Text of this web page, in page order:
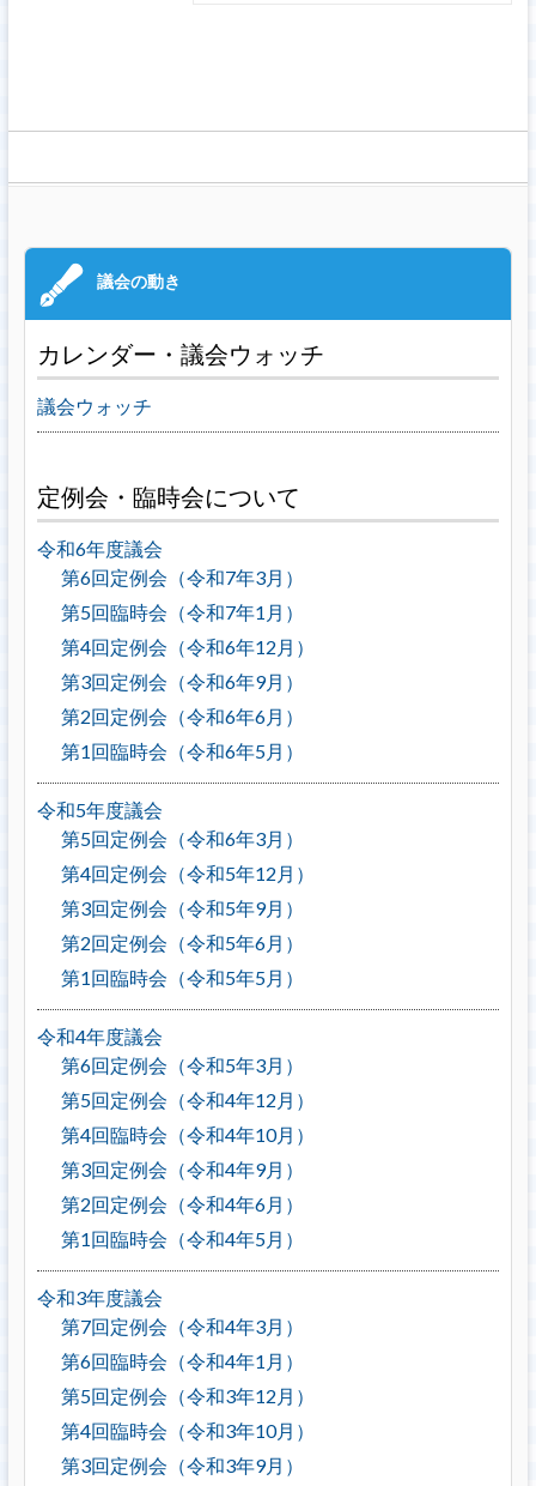
カレンダー・議会ウォッチ
議会ウォッチ
定例会・臨時会について
令和6年度議会
第6回定例会（令和7年3月）
第5回臨時会（令和7年1月）
第4回定例会（令和6年12月）
第3回定例会（令和6年9月）
第2回定例会（令和6年6月）
第1回臨時会（令和6年5月）
令和5年度議会
第5回定例会（令和6年3月）
第4回定例会（令和5年12月）
第3回定例会（令和5年9月）
第2回定例会（令和5年6月）
第1回臨時会（令和5年5月）
令和4年度議会
第6回定例会（令和5年3月）
第5回定例会（令和4年12月）
第4回臨時会（令和4年10月）
第3回定例会（令和4年9月）
第2回定例会（令和4年6月）
第1回臨時会（令和4年5月）
令和3年度議会
第7回定例会（令和4年3月）
第6回臨時会（令和4年1月）
第5回定例会（令和3年12月）
第4回臨時会（令和3年10月）
第3回定例会（令和3年9月）